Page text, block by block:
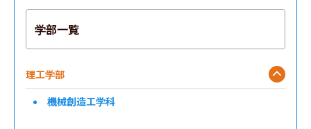
学部一覧
理工学部
機械創造工学科